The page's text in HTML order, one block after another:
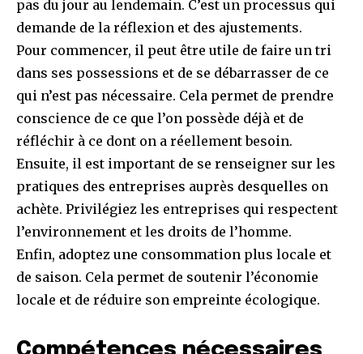
pas du jour au lendemain. C’est un processus qui
demande de la réflexion et des ajustements.
Pour commencer, il peut être utile de faire un tri
dans ses possessions et de se débarrasser de ce
qui n’est pas nécessaire. Cela permet de prendre
conscience de ce que l’on possède déjà et de
réfléchir à ce dont on a réellement besoin.
Ensuite, il est important de se renseigner sur les
pratiques des entreprises auprès desquelles on
achète. Privilégiez les entreprises qui respectent
l’environnement et les droits de l’homme.
Enfin, adoptez une consommation plus locale et
de saison. Cela permet de soutenir l’économie
locale et de réduire son empreinte écologique.